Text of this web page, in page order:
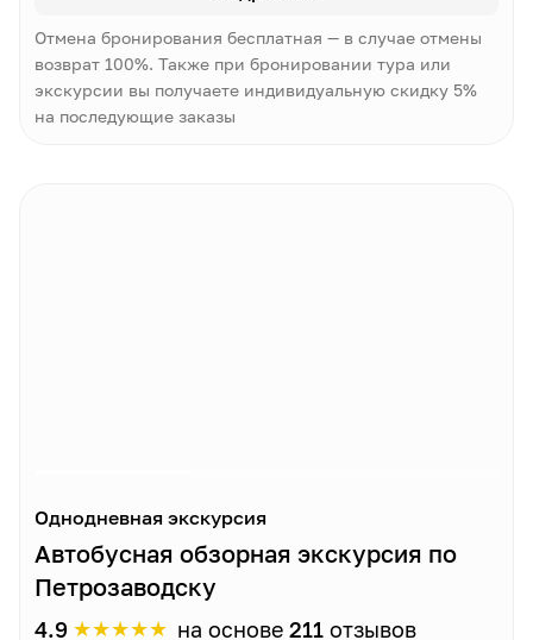
Отмена бронирования бесплатная — в случае отмены
возврат 100%. Также при бронировании тура или
экскурсии вы получаете индивидуальную скидку 5%
на последующие заказы
Однодневная экскурсия
Автобусная обзорная экскурсия по
Петрозаводску
4.9 ★★★★★ на основе 211 отзывов